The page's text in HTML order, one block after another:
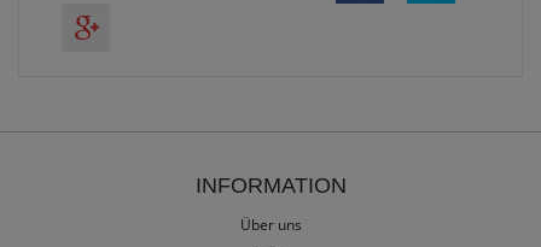
INFORMATION
Über uns